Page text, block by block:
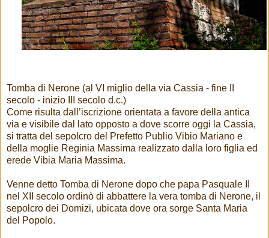
Tomba di Nerone (al VI miglio della via Cassia - fine II
secolo - inizio III secolo d.c.)
Come risulta dall’iscrizione orientata a favore della antica
via e visibile dal lato opposto a dove scorre oggi la Cassia,
si tratta del sepolcro del Prefetto Publio Vibio Mariano e
della moglie Reginia Massima realizzato dalla loro figlia ed
erede Vibia Maria Massima.
Venne detto Tomba di Nerone dopo che papa Pasquale II
nel XII secolo ordinò di abbattere la vera tomba di Nerone, il
sepolcro dei Domizi, ubicata dove ora sorge Santa Maria
del Popolo.